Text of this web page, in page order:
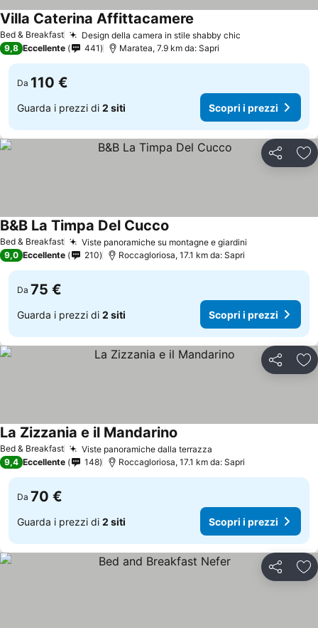
Bed & Breakfast Design della camera in stile shabby chic
Villa Caterina Affittacamere
9,8 Eccellente 441 Maratea, 7.9 km da: Sapri
Da 110 €
Guarda i prezzi di 2 siti Scopri i prezzi
Condividi
Bed & Breakfast Viste panoramiche su montagne e giardini
B&B La Timpa Del Cucco
9,0 Eccellente 210 Roccagloriosa, 17.1 km da: Sapri
Da 75 €
Guarda i prezzi di 2 siti Scopri i prezzi
Condividi
Bed & Breakfast Viste panoramiche dalla terrazza
La Zizzania e il Mandarino
9,4 Eccellente 148 Roccagloriosa, 17.1 km da: Sapri
Da 70 €
Guarda i prezzi di 2 siti Scopri i prezzi
Condividi